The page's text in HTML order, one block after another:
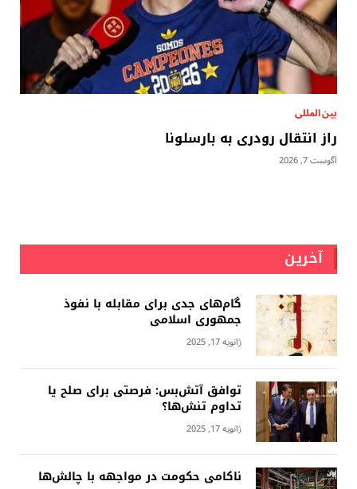
بين المللى
راز انتقال رودری به بارسلونا
آگوست 7, 2026
آخرین
گام‌های جدی برای مقابله با نفوذ
جمهوری اسلامى
ژانویه 17, 2025
توافق آتش‌بس: فرصتی برای صلح یا
تداوم تنش‌ها؟
ژانویه 17, 2025
ناکامی حکومت در مواجهه با چالش‌ها